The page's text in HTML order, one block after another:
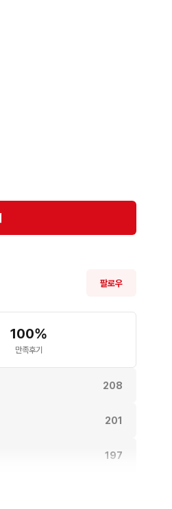
팔로우
100%
만족후기
208
201
197